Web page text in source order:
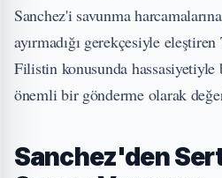
Sanchez'i savunma
ayırmadığı gerekçesiyle
Filistin konusunda
önemli bir gönderme olarak
Sanchez'den